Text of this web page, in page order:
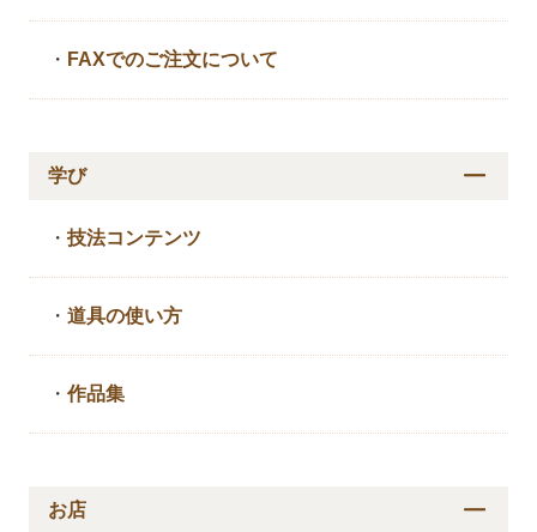
・ FAXでのご注文について
学び
・技法コンテンツ
・道具の使い方
・作品集
お店